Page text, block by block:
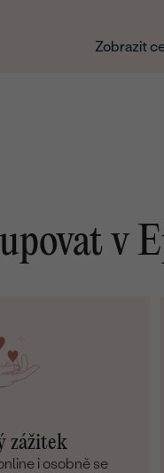
Zobrazit
v
zážitek
i osobně se